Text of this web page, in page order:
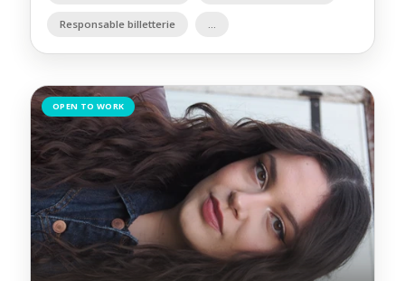
Responsable billetterie
OPEN TO WORK